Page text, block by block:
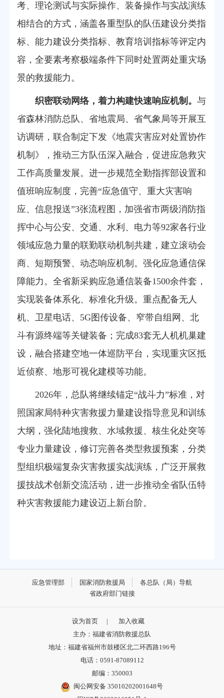
考、理论测试与实际操作、装备操作与实战演练
相结合的方式，涵盖各重型队的队伍建设分类指
标、能力建设分类指标、教育培训指标等评定内
容，全要素考察极端条件下同时处置两处重灾场
景的救援能力。
织密联动网络， 着力构建快速响应机制 。 与
省森林消防总队、省地震局、省气象局等开展互
访调研，联合制定下发《地震灾害应对处置协作
机制》，推动三方队伍深入融合，促进应急救灾
工作高质量发展。 进一步规范全勤指挥部设置和
值班响应制度， 完善“应急值守、重大灾害响
应、信息报送”3张流程图， 加强省市两级消防指
挥中心与公安、交通、水利、电力等92家各行业
领域应急力量的联勤联动机制 共建 ，建立滚动会
商、短期预警、动态响应机制。强化应急通信保
障能力。全省新采购应急通信装备1500余件套，
实现装备体系化、标准化升级。重点配备无人
机、卫星电话、5G图传设备、窄带自组网、北
斗有源终端等关键装备；完成83套无人机机巢建
设，融合搭建空地一体巡防平台，实现重灾区抵
近侦察、地形可视化建模等功能。
2026年，总队将继续锚定“战斗力”标准， 对
照国家局特种灾害救援力量建设指导意见和训练
大纲， 强化陆地搜救、水域救援、核生化处突等
专业力量建设，修订完善各类型救援预案， 分类
型组织极端复杂灾害救援实战演练， 广泛开展救
援技战术创新交流活动 ， 进一步推动全省队伍特
种灾害救援能力建设迈上新台阶。
应急管理部 国家消防救援局
各总队（局）导航
省政府部门链接
设为首页 |
加入收藏
主办：福建省消防救援总队
地址：福建省福州市鼓楼区北二环西路196号
电话：0591-87089112
邮编：350003
闽公网安备 35010202001648号